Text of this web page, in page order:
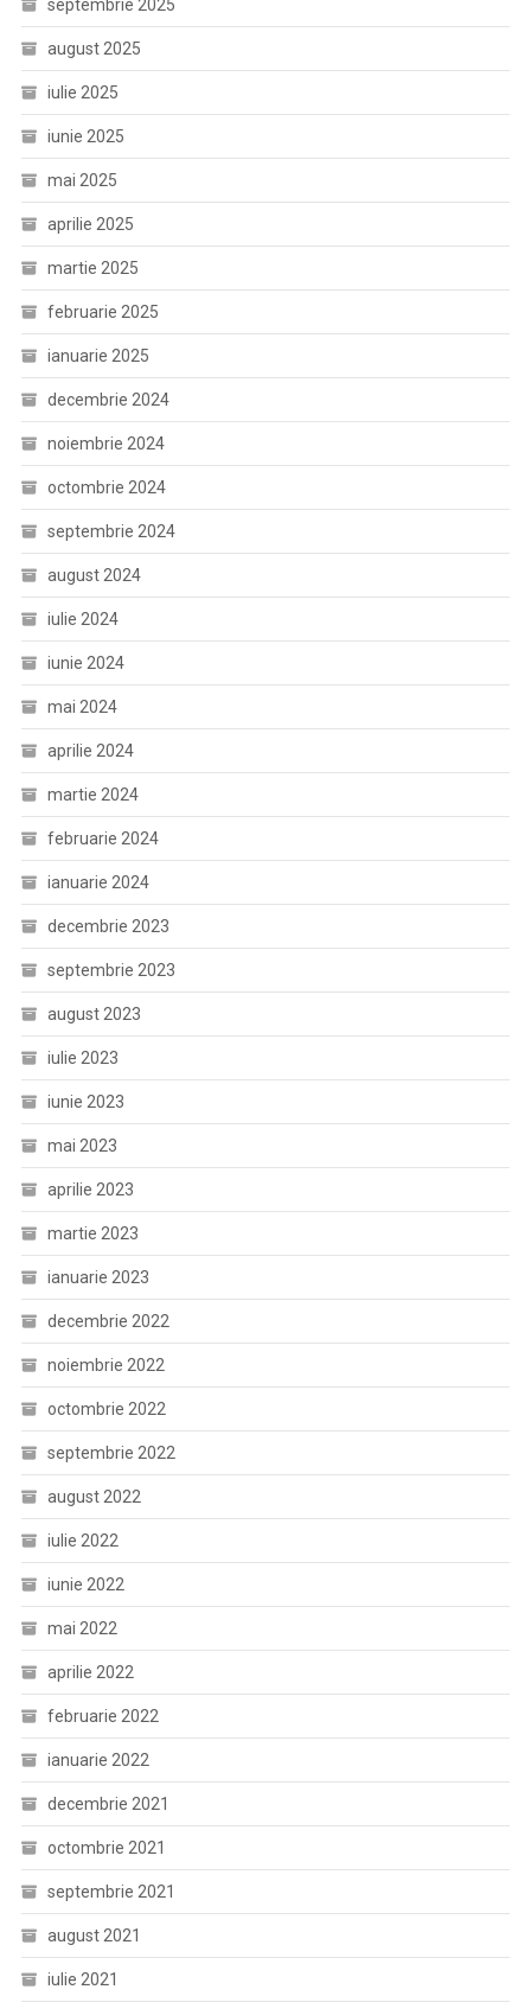
septembrie 2025
august 2025
iulie 2025
iunie 2025
mai 2025
aprilie 2025
martie 2025
februarie 2025
ianuarie 2025
decembrie 2024
noiembrie 2024
octombrie 2024
septembrie 2024
august 2024
iulie 2024
iunie 2024
mai 2024
aprilie 2024
martie 2024
februarie 2024
ianuarie 2024
decembrie 2023
septembrie 2023
august 2023
iulie 2023
iunie 2023
mai 2023
aprilie 2023
martie 2023
ianuarie 2023
decembrie 2022
noiembrie 2022
octombrie 2022
septembrie 2022
august 2022
iulie 2022
iunie 2022
mai 2022
aprilie 2022
februarie 2022
ianuarie 2022
decembrie 2021
octombrie 2021
septembrie 2021
august 2021
iulie 2021